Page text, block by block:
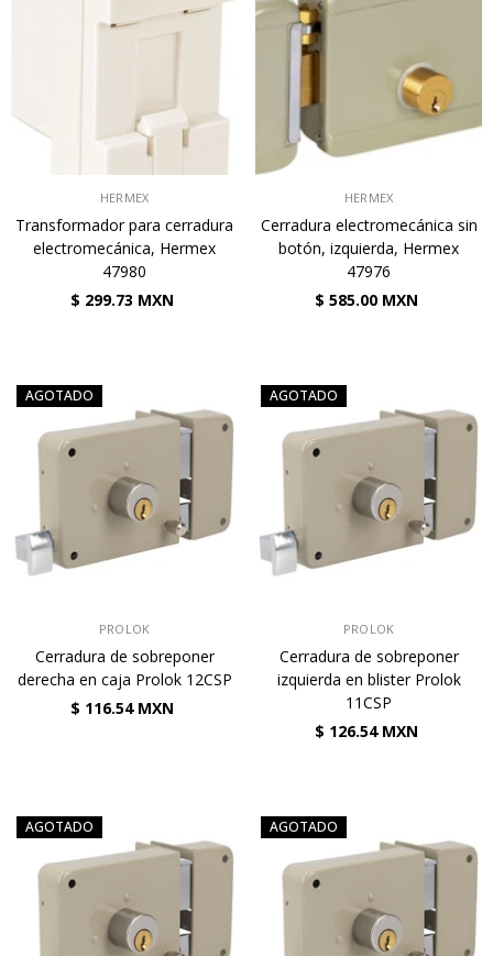
HERMEX
Transformador para cerradura
electromecánica, Hermex
47980
$ 299.73 MXN
HERMEX
Cerradura electromecánica sin
botón, izquierda, Hermex
47976
$ 585.00 MXN
AGOTADO
PROLOK
Cerradura de sobreponer
derecha en caja Prolok 12CSP
$ 116.54 MXN
AGOTADO
PROLOK
Cerradura de sobreponer
izquierda en blister Prolok
11CSP
$ 126.54 MXN
AGOTADO AGOTADO